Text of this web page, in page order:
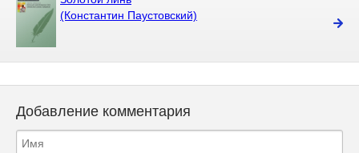
(Константин Паустовский)
Добавление комментария